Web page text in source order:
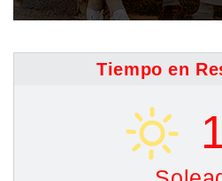
Tiempo en